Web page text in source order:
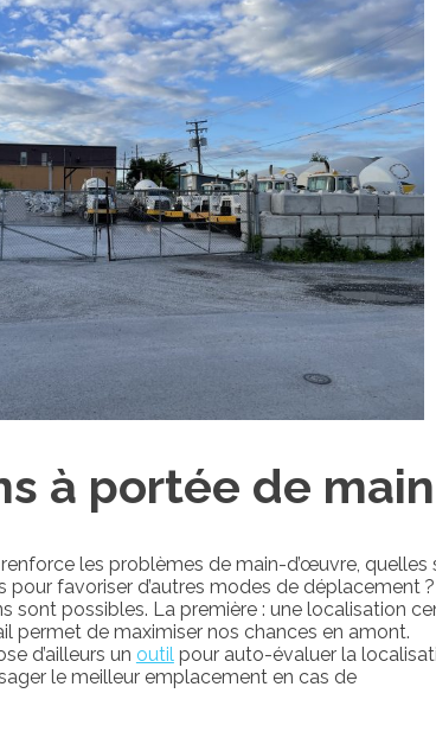
à portée de main
les problèmes de main-d’œuvre, quelles
pour favoriser d’autres modes de déplacement ?
sont possibles. La première : une localisation
permet de maximiser nos chances en amont.
d’ailleurs un outilpour auto-évaluer la
le meilleur emplacement en cas de